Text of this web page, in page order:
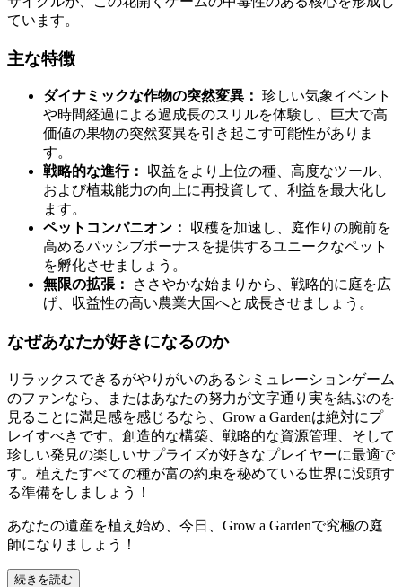
ています。
主な特徴
ダイナミックな作物の突然変異： 珍しい気象イベント
や時間経過による過成長のスリルを体験し、巨大で高
価値の果物の突然変異を引き起こす可能性がありま
す。
戦略的な進行：
収益をより上位の種、高度なツール、
および植栽能力の向上に再投資して、利益を最大化し
ます。
ペットコンパニオン：
収穫を加速し、庭作りの腕前を
高めるパッシブボーナスを提供するユニークなペット
を孵化させましょう。
無限の拡張：
ささやかな始まりから、戦略的に庭を広
げ、収益性の高い農業大国へと成長させましょう。
なぜあなたが好きになるのか
リラックスできるがやりがいのあるシミュレーションゲーム
のファンなら、またはあなたの努力が文字通り実を結ぶのを
見ることに満足感を感じるなら、Grow a Gardenは絶対にプ
レイすべきです。創造的な構築、戦略的な資源管理、そして
珍しい発見の楽しいサプライズが好きなプレイヤーに最適で
す。植えたすべての種が富の約束を秘めている世界に没頭す
る準備をしましょう！
あなたの遺産を植え始め、今日、Grow a Gardenで究極の庭
師になりましょう！
続きを読む